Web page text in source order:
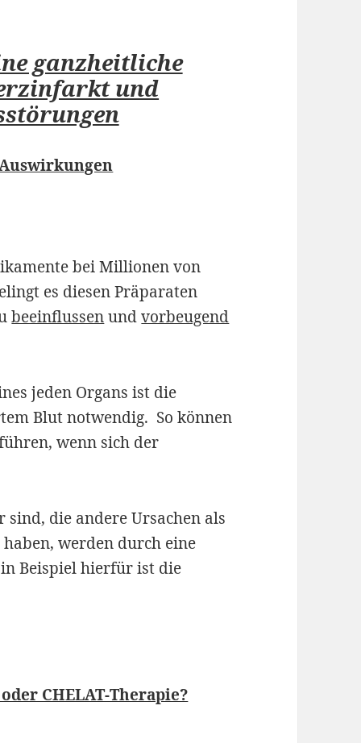
ganzheitliche
und
bei Millionen von
es diesen Präparaten
beeinflussenundvorbeugend
jeden Organs ist die
Blut notwendig. So können
wenn sich der
die andere Ursachen als
werden durch eine
Beispiel hierfür ist die
CHELAT-Therapie?